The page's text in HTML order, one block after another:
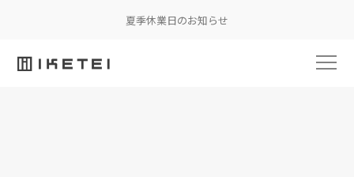
夏季休業日のお知らせ